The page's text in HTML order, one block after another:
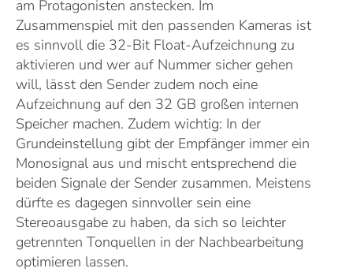
am Protagonisten anstecken. Im
Zusammenspiel mit den passenden Kameras ist
es sinnvoll die 32-Bit Float-Aufzeichnung zu
aktivieren und wer auf Nummer sicher gehen
will, lässt den Sender zudem noch eine
Aufzeichnung auf den 32 GB großen internen
Speicher machen. Zudem wichtig: In der
Grundeinstellung gibt der Empfänger immer ein
Monosignal aus und mischt entsprechend die
beiden Signale der Sender zusammen. Meistens
dürfte es dagegen sinnvoller sein eine
Stereoausgabe zu haben, da sich so leichter
getrennten Tonquellen in der Nachbearbeitung
optimieren lassen.